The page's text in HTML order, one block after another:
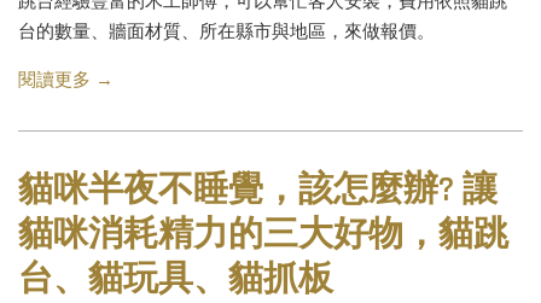
台的數量、牆面材質、所在縣市與地區，來做報價。
閱讀更多 →
貓咪半夜不睡覺，該怎麼辦? 讓
貓咪消耗精力的三大好物，貓跳
台、貓玩具、貓抓板